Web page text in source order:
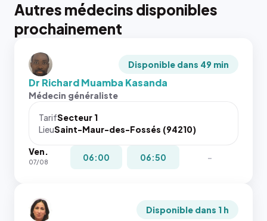
Autres médecins disponibles
prochainement
Disponible dans 49 min
Dr Richard Muamba Kasanda
Médecin généraliste
TarifSecteur 1
LieuSaint-Maur-des-Fossés (94210)
Ven.
07/08 06:00 06:50 -
Disponible dans 1 h